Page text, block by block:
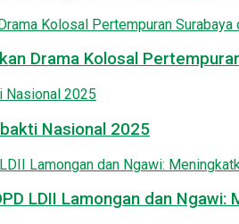
Drama Kolosal
Nasional 2025
LDII Lamongan dan